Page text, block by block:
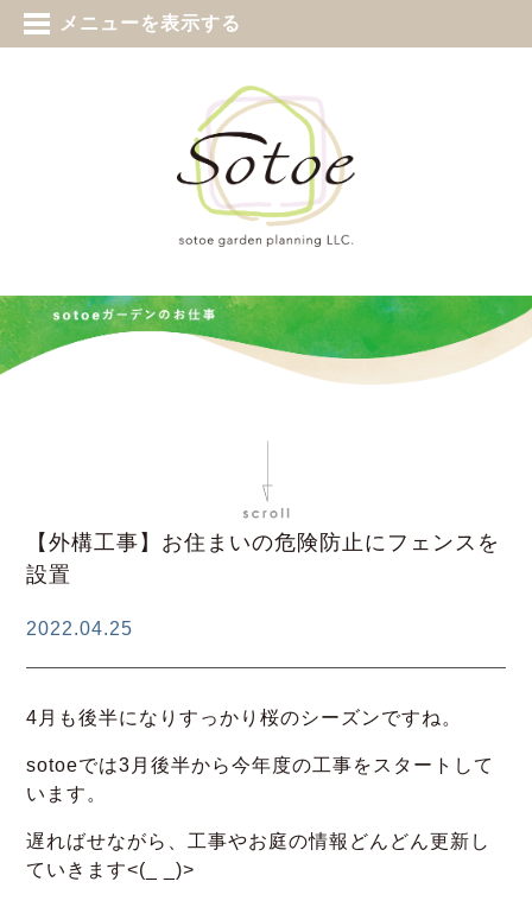
メニューを表示する
tel 0187-73-5388
【外構工事】お住まいの危険防止にフェンスを
設置
2022.04.25
4月も後半になりすっかり桜のシーズンですね。
sotoeでは3月後半から今年度の工事をスタートして
います。
遅ればせながら、工事やお庭の情報どんどん更新し
ていきます<(_ _)>